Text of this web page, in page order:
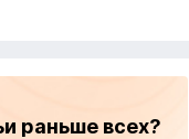
раньше всех?